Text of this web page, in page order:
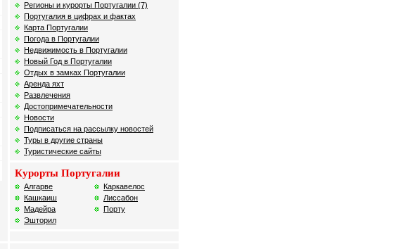
Регионы и курорты Португалии (7)
Португалия в цифрах и фактах
Карта Португалии
Погода в Португалии
Недвижимость в Португалии
Новый Год в Португалии
Отдых в замках Португалии
Аренда яхт
Развлечения
Достопримечательности
Новости
Подписаться на рассылку новостей
Туры в другие страны
Туристические сайты
Курорты Португалии
Алгарве
Кашкаиш
Мадейра
Эшторил
Каркавелос
Лиссабон
Порту